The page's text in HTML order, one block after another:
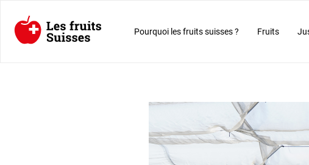
Pourquoi les fruits suisses ? Fruits